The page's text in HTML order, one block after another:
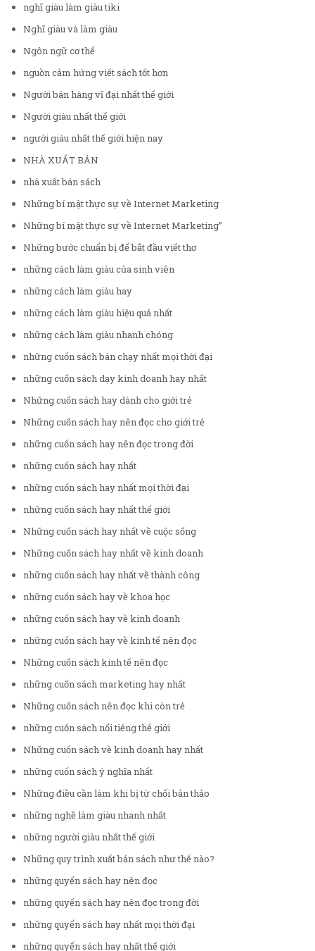
nghĩ giàu làm giàu tiki
Nghĩ giàu và làm giàu
Ngôn ngữ cơ thể
nguồn cảm hứng viết sách tốt hơn
Người bán hàng vĩ đại nhất thế giới
Người giàu nhất thế giới
người giàu nhất thế giới hiện nay
NHÀ XUẤT BẢN
nhà xuất bản sách
Những bí mật thực sự về Internet Marketing
Những bí mật thực sự về Internet Marketing”
Những bước chuẩn bị để bắt đầu viết thơ
những cách làm giàu của sinh viên
những cách làm giàu hay
những cách làm giàu hiệu quả nhất
những cách làm giàu nhanh chóng
những cuốn sách bán chạy nhất mọi thời đại
những cuốn sách dạy kinh doanh hay nhất
Những cuốn sách hay dành cho giới trẻ
Những cuốn sách hay nên đọc cho giới trẻ
những cuốn sách hay nên đọc trong đời
những cuốn sách hay nhất
những cuốn sách hay nhất mọi thời đại
những cuốn sách hay nhất thế giới
Những cuốn sách hay nhất về cuộc sống
Những cuốn sách hay nhất về kinh doanh
những cuốn sách hay nhất về thành công
những cuốn sách hay về khoa học
những cuốn sách hay về kinh doanh
những cuốn sách hay về kinh tế nên đọc
Những cuốn sách kinh tế nên đọc
những cuốn sách marketing hay nhất
Những cuốn sách nên đọc khi còn trẻ
những cuốn sách nổi tiếng thế giới
Những cuốn sách về kinh doanh hay nhất
những cuốn sách ý nghĩa nhất
Những điều cần làm khi bị từ chối bản thảo
những nghề làm giàu nhanh nhất
những người giàu nhất thế giới
Những quy trình xuất bản sách như thế nào?
những quyển sách hay nên đọc
những quyển sách hay nên đọc trong đời
những quyển sách hay nhất mọi thời đại
những quyển sách hay nhất thế giới